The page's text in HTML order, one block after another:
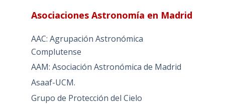
Asociaciones Astronomía en Madrid
AAC: Agrupación Astronómica
Complutense
AAM: Asociación Astronómica de Madrid
Asaaf-UCM.
Grupo de Protección del Cielo